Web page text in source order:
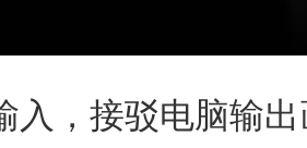
入，接驳电脑输